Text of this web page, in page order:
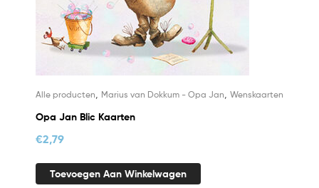
Alle producten Marius van Dokkum - Opa Jan Wenskaarten
Opa Jan Blic Kaarten
€2,79
Toevoegen Aan Winkelwagen